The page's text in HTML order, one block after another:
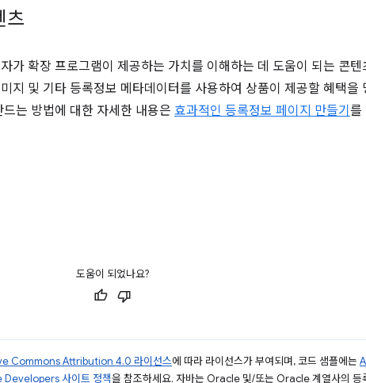
츠
가 확장 프로그램이 제공하는 가치를 이해하는 데 도움이 되는 콘텐
지 및 기타 등록정보 메타데이터를 사용하여 상품이 제공할 혜택을
는 방법에 대한 자세한 내용은 효과적인 등록정보 페이지 만들기 를
도움이 되었나요?
Commons Attribution 4.0 라이선스에 따라 라이선스가 부여되며, 코드 샘플에는
사이트 정책을 참조하세요. 자바는 Oracle 및/또는 Oracle 계열사의 등